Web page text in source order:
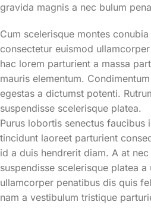
gravida magnis a nec bulum
Cum scelerisque montes
consectetur euismod
hac lorem parturient a massa
mauris elementum.
egestas a dictumst potenti.
suspendisse scelerisque platea.
Purus lobortis senectus
tincidunt laoreet parturient
id a duis hendrerit diam. A at
suspendisse scelerisque platea
ullamcorper penatibus dis quis
nam a vestibulum tristique